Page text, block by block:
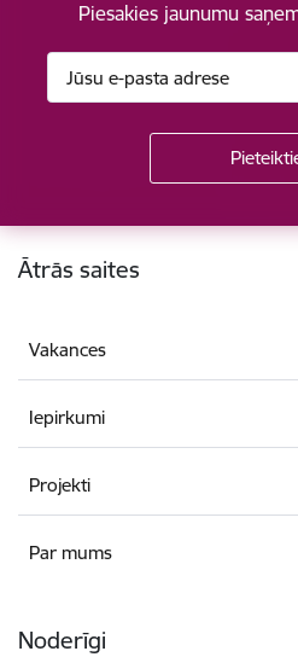
Piesakies jaunumu
Kājene
Ātrās saites
Vakances
Iepirkumi
Projekti
Par mums
Noderīgi